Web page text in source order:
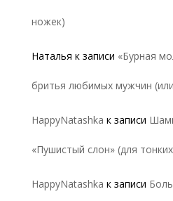
ножек)
Наталья к записи «Бурная
бритья любимых мужчин
HappyNatashka к записи
«Пушистый слон» (для
HappyNatashka к записи